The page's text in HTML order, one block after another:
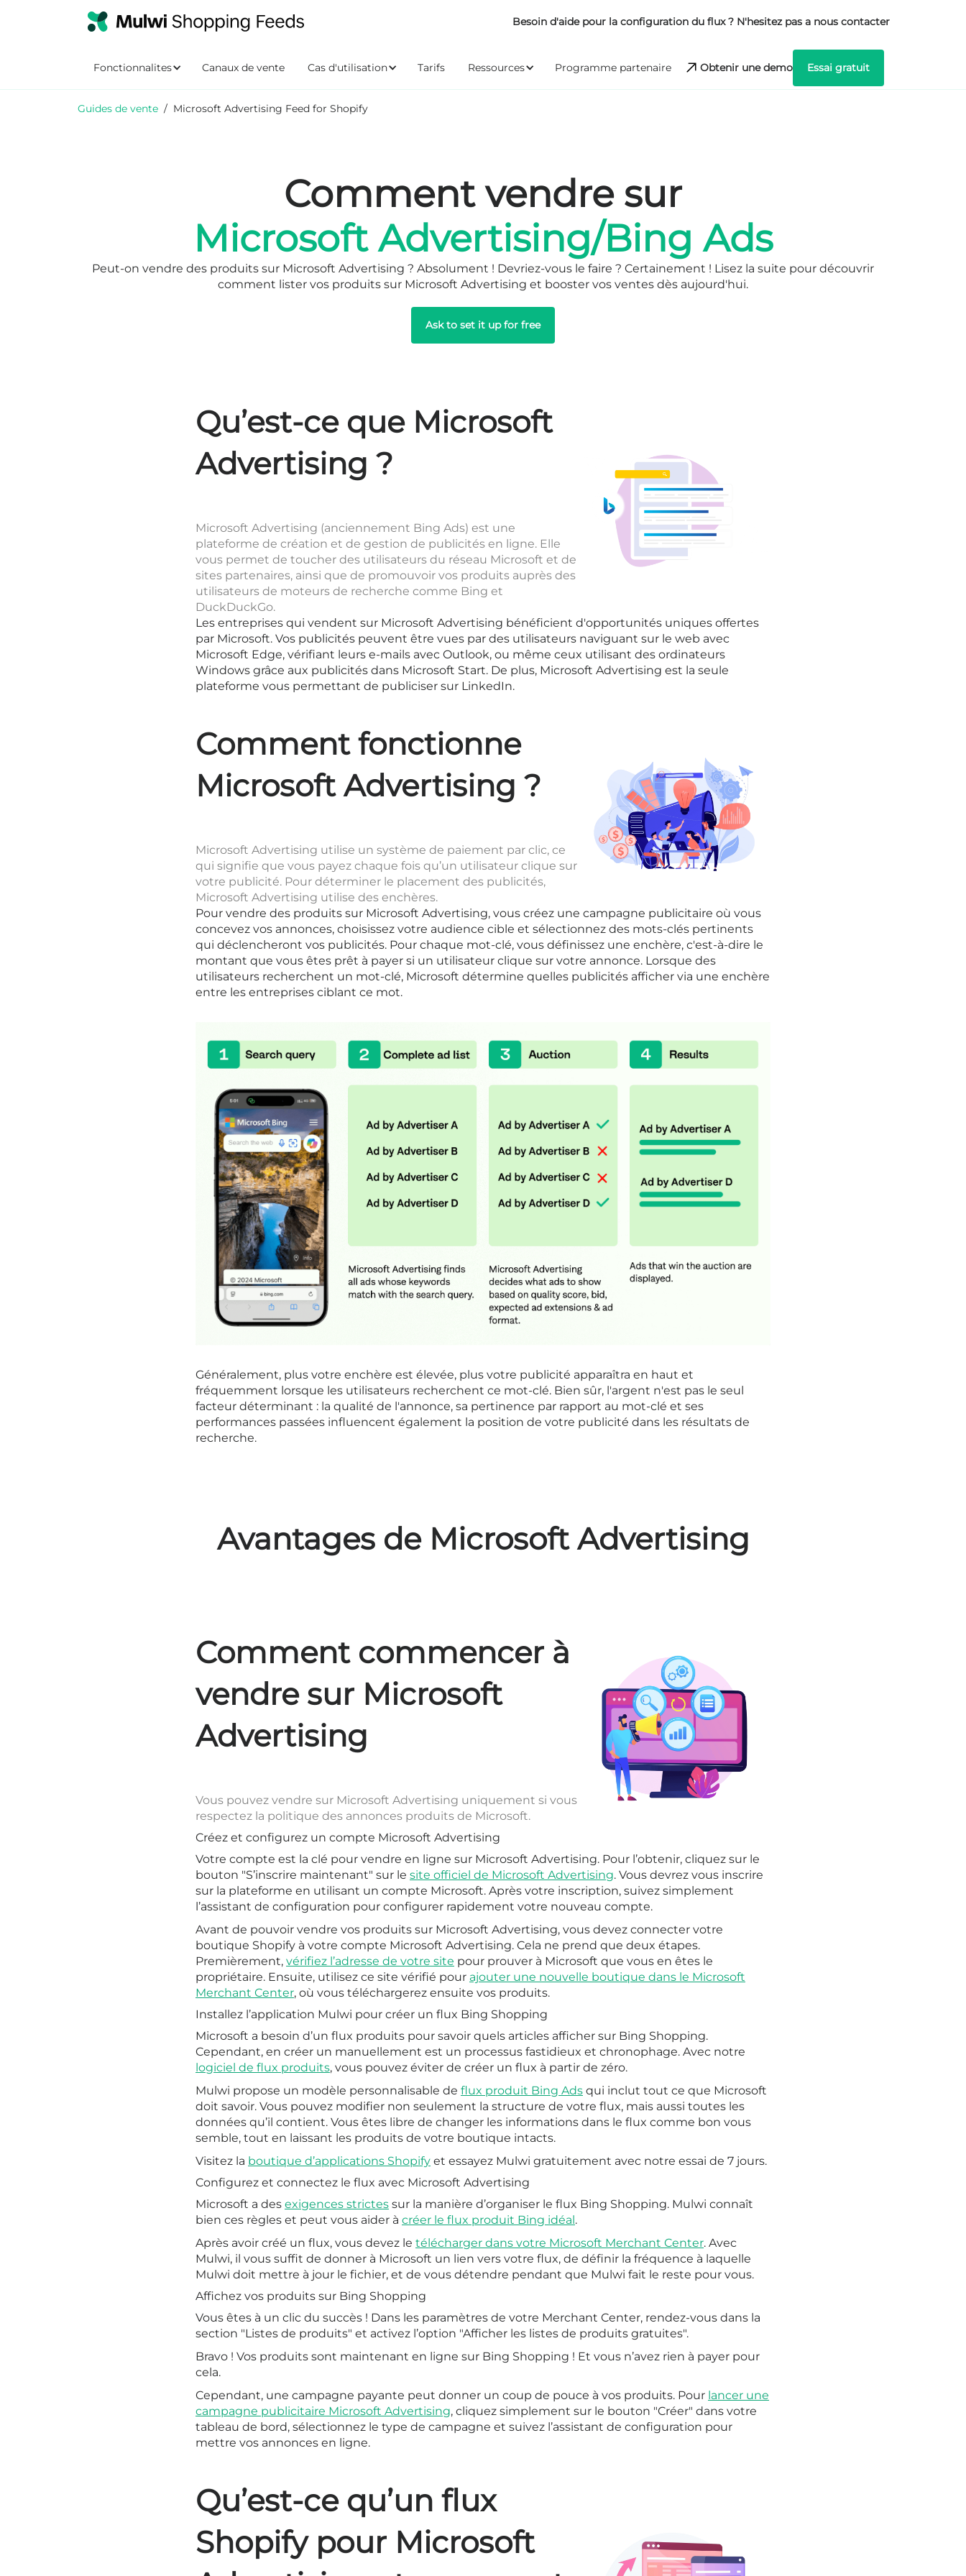
Besoin d'aide pour la configuration du flux ? N'hesitez pas a nous contacter
Fonctionnalites Canaux de vente Cas d'utilisation Tarifs Ressources Programme partenaire Obtenir une demo Essai gratuit
Guides de vente / Microsoft Advertising Feed for Shopify
Comment vendre sur
Microsoft Advertising/Bing Ads
Peut-on vendre des produits sur Microsoft Advertising ? Absolument ! Devriez-vous le faire ? Certainement ! Lisez la suite pour découvrir
comment lister vos produits sur Microsoft Advertising et booster vos ventes dès aujourd'hui.
Ask to set it up for free
Qu’est-ce que Microsoft
Advertising ?
Microsoft Advertising (anciennement Bing Ads) est une
plateforme de création et de gestion de publicités en ligne. Elle
vous permet de toucher des utilisateurs du réseau Microsoft et de
sites partenaires, ainsi que de promouvoir vos produits auprès des
utilisateurs de moteurs de recherche comme Bing et
DuckDuckGo.
Les entreprises qui vendent sur Microsoft Advertising bénéficient d'opportunités uniques offertes
par Microsoft. Vos publicités peuvent être vues par des utilisateurs naviguant sur le web avec
Microsoft Edge, vérifiant leurs e-mails avec Outlook, ou même ceux utilisant des ordinateurs
Windows grâce aux publicités dans Microsoft Start. De plus, Microsoft Advertising est la seule
plateforme vous permettant de publiciser sur LinkedIn.
Comment fonctionne
Microsoft Advertising ?
Microsoft Advertising utilise un système de paiement par clic, ce
qui signifie que vous payez chaque fois qu’un utilisateur clique sur
votre publicité. Pour déterminer le placement des publicités,
Microsoft Advertising utilise des enchères.
Pour vendre des produits sur Microsoft Advertising, vous créez une campagne publicitaire où vous
concevez vos annonces, choisissez votre audience cible et sélectionnez des mots-clés pertinents
qui déclencheront vos publicités. Pour chaque mot-clé, vous définissez une enchère, c'est-à-dire le
montant que vous êtes prêt à payer si un utilisateur clique sur votre annonce. Lorsque des
utilisateurs recherchent un mot-clé, Microsoft détermine quelles publicités afficher via une enchère
entre les entreprises ciblant ce mot.
Généralement, plus votre enchère est élevée, plus votre publicité apparaîtra en haut et
fréquemment lorsque les utilisateurs recherchent ce mot-clé. Bien sûr, l'argent n'est pas le seul
facteur déterminant : la qualité de l'annonce, sa pertinence par rapport au mot-clé et ses
performances passées influencent également la position de votre publicité dans les résultats de
recherche.
Avantages de Microsoft Advertising
Comment commencer à
vendre sur Microsoft
Advertising
Vous pouvez vendre sur Microsoft Advertising uniquement si vous
respectez la politique des annonces produits de Microsoft.
Créez et configurez un compte Microsoft Advertising
Votre compte est la clé pour vendre en ligne sur Microsoft Advertising. Pour l’obtenir, cliquez sur le
bouton "S’inscrire maintenant" sur le site officiel de Microsoft Advertising. Vous devrez vous inscrire
sur la plateforme en utilisant un compte Microsoft. Après votre inscription, suivez simplement
l’assistant de configuration pour configurer rapidement votre nouveau compte.
Avant de pouvoir vendre vos produits sur Microsoft Advertising, vous devez connecter votre
boutique Shopify à votre compte Microsoft Advertising. Cela ne prend que deux étapes.
Premièrement, vérifiez l’adresse de votre site pour prouver à Microsoft que vous en êtes le
propriétaire. Ensuite, utilisez ce site vérifié pour ajouter une nouvelle boutique dans le Microsoft
Merchant Center, où vous téléchargerez ensuite vos produits.
Installez l’application Mulwi pour créer un flux Bing Shopping
Microsoft a besoin d’un flux produits pour savoir quels articles afficher sur Bing Shopping.
Cependant, en créer un manuellement est un processus fastidieux et chronophage. Avec notre
logiciel de flux produits, vous pouvez éviter de créer un flux à partir de zéro.
Mulwi propose un modèle personnalisable de flux produit Bing Ads qui inclut tout ce que Microsoft
doit savoir. Vous pouvez modifier non seulement la structure de votre flux, mais aussi toutes les
données qu’il contient. Vous êtes libre de changer les informations dans le flux comme bon vous
semble, tout en laissant les produits de votre boutique intacts.
Visitez la boutique d’applications Shopify et essayez Mulwi gratuitement avec notre essai de 7 jours.
Configurez et connectez le flux avec Microsoft Advertising
Microsoft a des exigences strictes sur la manière d’organiser le flux Bing Shopping. Mulwi connaît
bien ces règles et peut vous aider à créer le flux produit Bing idéal .
Après avoir créé un flux, vous devez le télécharger dans votre Microsoft Merchant Center. Avec
Mulwi, il vous suffit de donner à Microsoft un lien vers votre flux, de définir la fréquence à laquelle
Mulwi doit mettre à jour le fichier, et de vous détendre pendant que Mulwi fait le reste pour vous.
Affichez vos produits sur Bing Shopping
Vous êtes à un clic du succès ! Dans les paramètres de votre Merchant Center, rendez-vous dans la
section "Listes de produits" et activez l’option "Afficher les listes de produits gratuites".
Bravo ! Vos produits sont maintenant en ligne sur Bing Shopping ! Et vous n’avez rien à payer pour
cela.
Cependant, une campagne payante peut donner un coup de pouce à vos produits. Pour lancer une
campagne publicitaire Microsoft Advertising, cliquez simplement sur le bouton "Créer" dans votre
tableau de bord, sélectionnez le type de campagne et suivez l’assistant de configuration pour
mettre vos annonces en ligne.
Qu’est-ce qu’un flux
Shopify pour Microsoft